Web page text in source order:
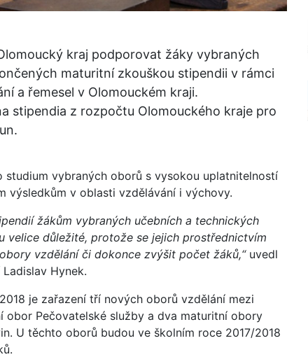
kraj podporovat žáky vybraných
maturitní zkouškou stipendii v rámci
a řemesel v Olomouckém kraji.
stipendia z rozpočtu Olomouckého kraje pro
studium vybraných oborů s vysokou uplatnitelností
výsledkům v oblasti vzdělávání i výchovy.
žákům vybraných učebních a technických
velice důležité, protože se jejich prostřednictvím
vzdělání či dokonce zvýšit počet žáků,“uvedl
Hynek.
je zařazení tří nových oborů vzdělání mezi
obor Pečovatelské služby a dva maturitní obory
U těchto oborů budou ve školním roce 2017/2018